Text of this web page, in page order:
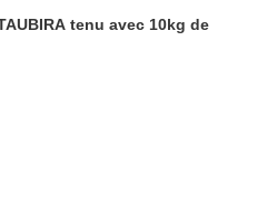
tenu avec 10kg de